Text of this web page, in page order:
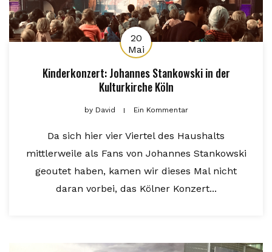
20
Mai
Kinderkonzert: Johannes Stankowski in der
Kulturkirche Köln
byDavid Ein Kommentar
Da sich hier vier Viertel des Haushalts
mittlerweile als Fans von Johannes Stankowski
geoutet haben, kamen wir dieses Mal nicht
daran vorbei, das Kölner Konzert...